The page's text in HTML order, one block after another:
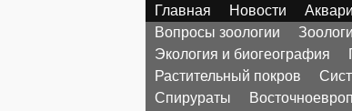
Главная Новости
Вопросы зоологии
Экология и биогеография
Растительный покров
Спирураты